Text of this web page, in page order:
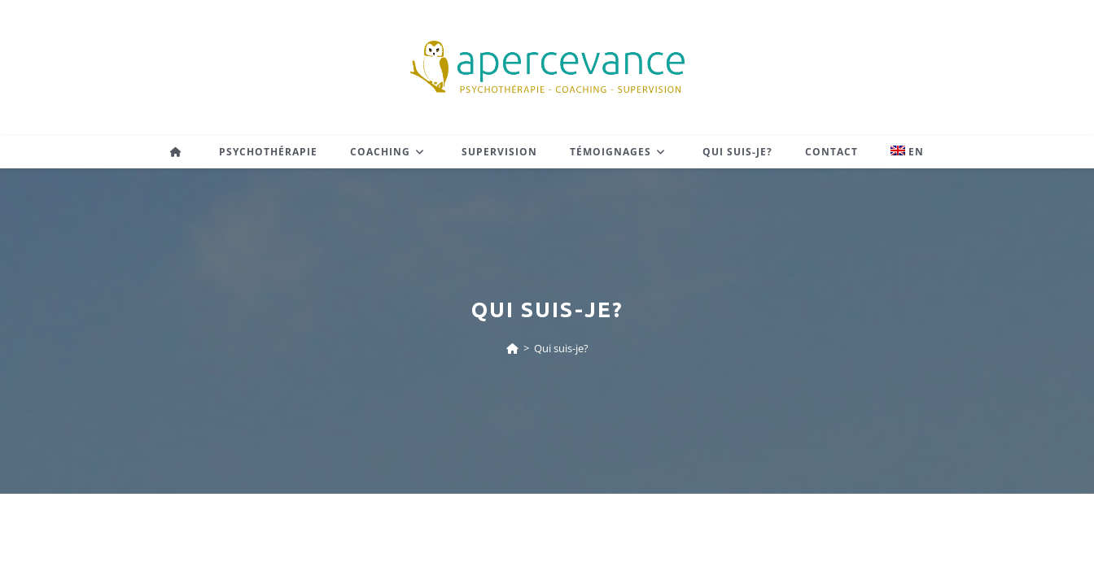
PSYCHOTHÉRAPIE COACHING SUPERVISION TÉMOIGNAGES QUI SUIS-JE? CONTACT EN
QUI SUIS-JE?
> Qui suis-je?